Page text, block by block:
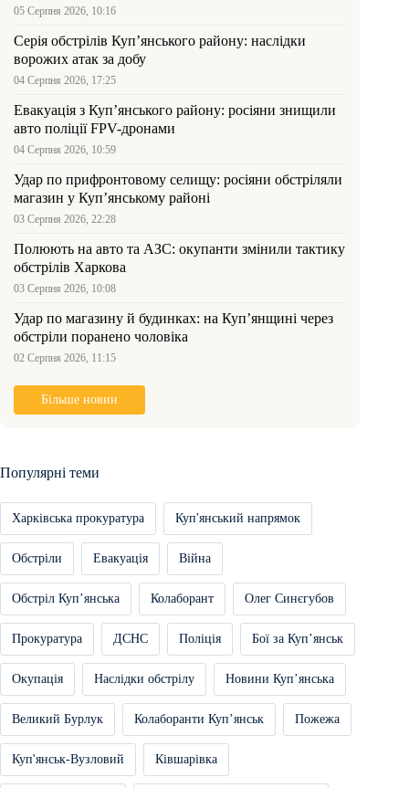
05 Серпня 2026, 10:16
Серія обстрілів Куп’янського району: наслідки
ворожих атак за добу
04 Серпня 2026, 17:25
Евакуація з Куп’янського району: росіяни знищили
авто поліції FPV-дронами
04 Серпня 2026, 10:59
Удар по прифронтовому селищу: росіяни обстріляли
магазин у Куп’янському районі
03 Серпня 2026, 22:28
Полюють на авто та АЗС: окупанти змінили тактику
обстрілів Харкова
03 Серпня 2026, 10:08
Удар по магазину й будинках: на Куп’янщині через
обстріли поранено чоловіка
02 Серпня 2026, 11:15
Більше новин
Популярні теми
Харківська прокуратура Куп'янський напрямок
Обстріли Евакуація Війна
Обстріл Купʼянська Колаборант Олег Синєгубов
Прокуратура ДСНС Поліція Бої за Купʼянськ
Окупація Наслідки обстрілу Новини Купʼянська
Великий Бурлук Колаборанти Купʼянськ Пожежа
Куп'янськ-Вузловий Ківшарівка